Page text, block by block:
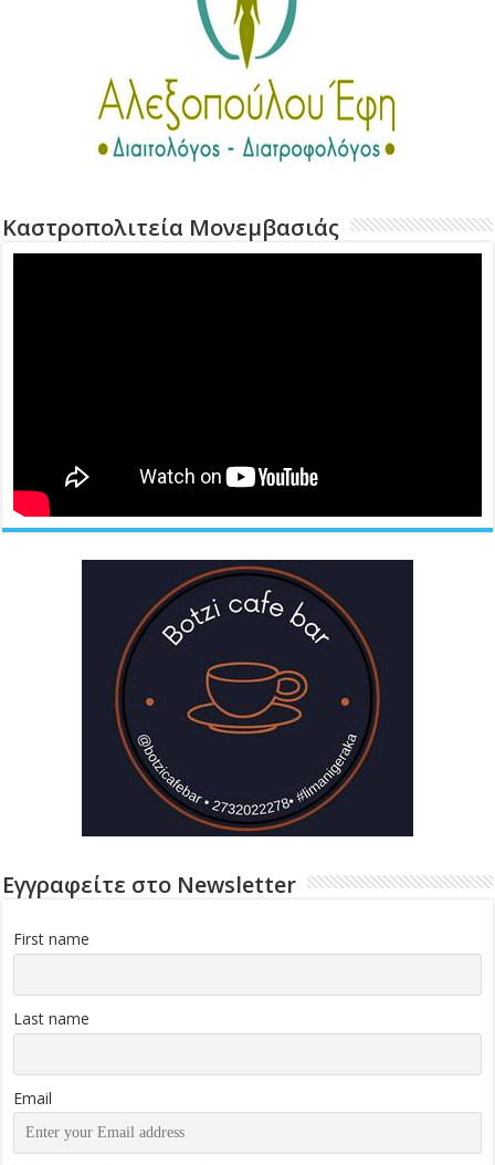
Καστροπολιτεία Μονεμβασιάς
Εγγραφείτε στο Newsletter
First name
Last name
Email